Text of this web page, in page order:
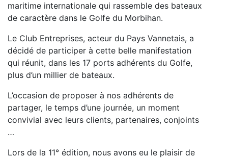
maritime internationale qui rassemble des bateaux
de caractère dans le Golfe du Morbihan.
Le Club Entreprises, acteur du Pays Vannetais, a
décidé de participer à cette belle manifestation
qui réunit, dans les 17 ports adhérents du Golfe,
plus d’un millier de bateaux.
L’occasion de proposer à nos adhérents de
partager, le temps d’une journée, un moment
convivial avec leurs clients, partenaires, conjoints
…
Lors de la 11° édition, nous avons eu le plaisir de